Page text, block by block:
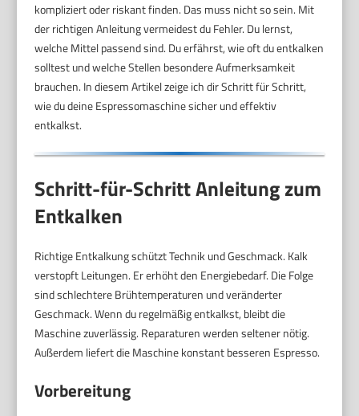
kompliziert oder riskant finden. Das muss nicht so sein. Mit
der richtigen Anleitung vermeidest du Fehler. Du lernst,
welche Mittel passend sind. Du erfährst, wie oft du entkalken
solltest und welche Stellen besondere Aufmerksamkeit
brauchen. In diesem Artikel zeige ich dir Schritt für Schritt,
wie du deine Espressomaschine sicher und effektiv
entkalkst.
Schritt-für-Schritt Anleitung zum
Entkalken
Richtige Entkalkung schützt Technik und Geschmack. Kalk
verstopft Leitungen. Er erhöht den Energiebedarf. Die Folge
sind schlechtere Brühtemperaturen und veränderter
Geschmack. Wenn du regelmäßig entkalkst, bleibt die
Maschine zuverlässig. Reparaturen werden seltener nötig.
Außerdem liefert die Maschine konstant besseren Espresso.
Vorbereitung